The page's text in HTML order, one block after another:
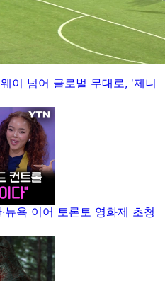
이 넘어 글로벌 무대로, '제니
뉴욕 이어 토론토 영화제 초청